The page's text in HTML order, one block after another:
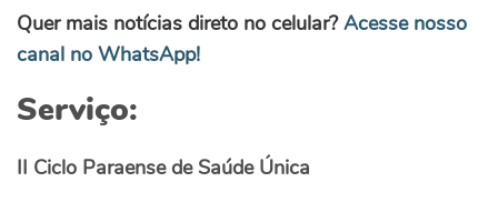
Quer mais notícias direto no celular?Acesse nosso
canal no WhatsApp!
Serviço:
II Ciclo Paraense de Saúde Única